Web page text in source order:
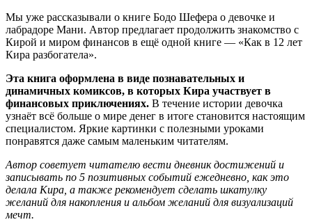
Мы уже рассказывали о книге Бодо Шефера о девочке и
лабрадоре Мани. Автор предлагает продолжить знакомство с
Кирой и миром финансов в ещё одной книге — «Как в 12 лет
Кира разбогатела».
Эта книга оформлена в виде познавательных и
динамичных комиксов, в которых Кира участвует в
финансовых приключениях. В течение истории девочка
узнаёт всё больше о мире денег в итоге становится настоящим
специалистом. Яркие картинки с полезными уроками
понравятся даже самым маленьким читателям.
Автор советует читателю вести дневник достижений и
записывать по 5 позитивных событий ежедневно, как это
делала Кира, а также рекомендует сделать шкатулку
желаний для накопления и альбом желаний для визуализаций
мечт.